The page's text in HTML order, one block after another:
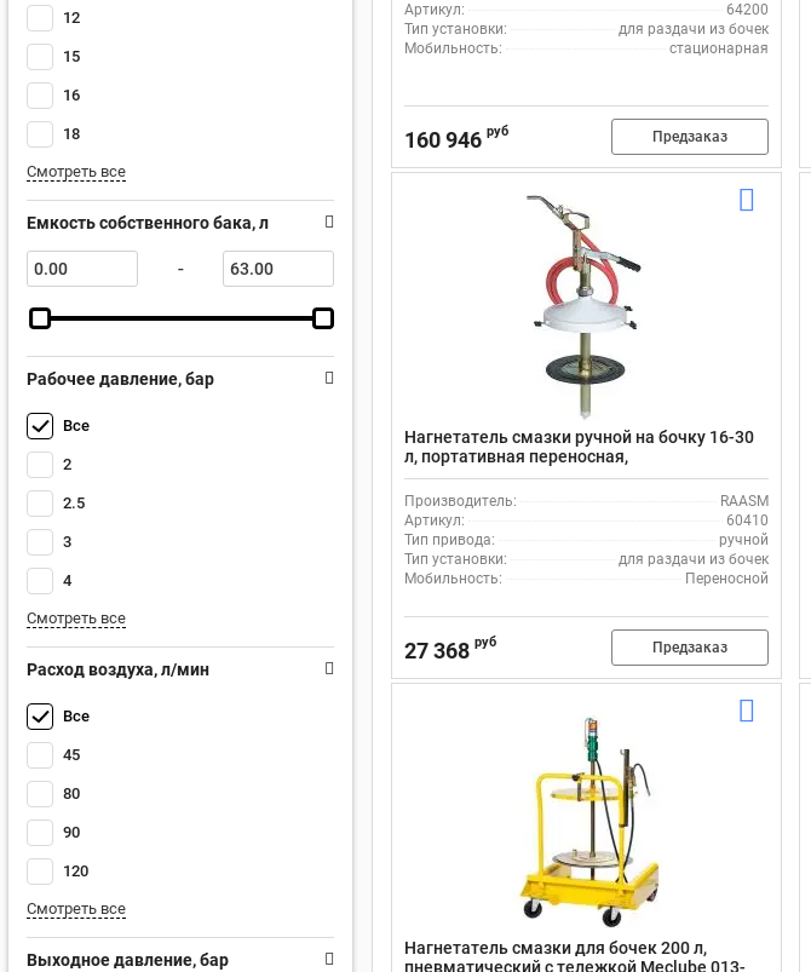
12
15
16
18
Смотреть все
Емкость собственного бака, л
-
Рабочее давление, бар
Все
2
2.5
3
4
Смотреть все
Расход воздуха, л/мин
Все
45
80
90
120
Смотреть все
Выходное давление, бар
Артикул:
64200
Тип установки:
для раздачи из бочек
Мобильность:
стационарная
160 946 руб Предзаказ
Нагнетатель смазки ручной на бочку 16-30
л, портативная переносная,
производительность 50 г/ход, RAASM, 60410
Производитель:
RAASM
Артикул:
60410
Тип привода:
ручной
Тип установки:
для раздачи из бочек
Мобильность:
Переносной
27 368 руб Предзаказ
Нагнетатель смазки для бочек 200 л,
пневматический с тележкой Meclube 013-